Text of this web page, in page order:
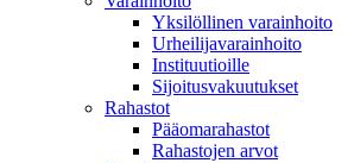
Yksilöllinen varainhoito
Urheilijavarainhoito
Instituutioille
Sijoitusvakuutukset
Rahastot
Pääomarahastot
Rahastojen arvot